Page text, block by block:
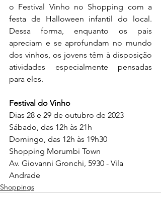
o Festival Vinho no Shopping com a
festa de Halloween infantil do local.
Dessa forma, enquanto os pais
apreciam e se aprofundam no mundo
dos vinhos, os jovens têm à disposição
atividades especialmente pensadas
para eles.
Festival do Vinho
Dias 28 e 29 de outubro de 2023
Sábado, das 12h às 21h
Domingo, das 12h às 19h30
Shopping Morumbi Town
Av. Giovanni Gronchi, 5930 - Vila
Andrade
Shoppings